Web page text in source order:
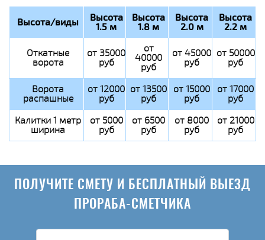
Высота/виды Высота
1.5 м
Высота
1.8 м
Высота
2.0 м
Высота
2.2 м
Откатные
ворота
от 35000
руб
от
40000
руб
от 45000
руб
от 50000
руб
Ворота
распашные
от 12000
руб
от 13500
руб
от 15000
руб
от 17000
руб
Калитки 1 метр
ширина
от 5000
руб
от 6500
руб
от 8000
руб
от 21000
руб
ПОЛУЧИТЕ СМЕТУ И БЕСПЛАТНЫЙ ВЫЕЗД
ПРОРАБА-СМЕТЧИКА